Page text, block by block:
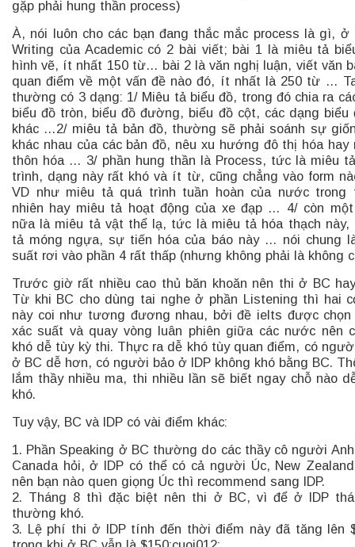
gặp phải hung thần process)
À, nói luôn cho các bạn đang thắc mắc process là gì, ở
Writing của Academic có 2 bài viết; bài 1 là miêu tả
hình vẽ, ít nhất 150 từ… bài 2 là văn nghị luận, viết văn
quan điểm về một vấn đề nào đó, ít nhất là 250 từ …
thường có 3 dạng: 1/ Miêu tả biểu đồ, trong đó chia ra
biểu đồ tròn, biểu đồ đường, biểu đồ cột, các dạng biểu
khác …2/ miêu tả bản đồ, thường sẽ phải soánh sự
khác nhau của các bản đồ, nêu xu hướng đô thị hóa hay
thôn hóa … 3/ phần hung thần là Process, tức là miêu
trình, dạng này rất khó và ít từ, cũng chẳng vào form
VD như miêu tả quá trình tuần hoàn của nước trong
nhiên hay miêu tả hoạt động của xe đạp … 4/ còn
nữa là miêu tả vật thể lạ, tức là miêu tả hóa thạch này,
tả móng ngựa, sự tiến hóa của báo này … nói chung
suất rơi vào phần 4 rất thấp (nhưng không phải là không
Trước giờ rất nhiều cao thủ băn khoăn nên thi ở BC hay
Từ khi BC cho dùng tai nghe ở phần Listening thì hai
này coi như tương đương nhau, bởi đề ielts được chọn
xác suất và quay vòng luân phiên giữa các nước nên
khó dễ tùy kỳ thi. Thực ra dễ khó tùy quan điểm, có
ở BC dễ hơn, có người bảo ở IDP không khó bằng BC.
lắm thầy nhiều ma, thi nhiều lần sẽ biết ngay chỗ nào
khó.
Tuy vậy, BC và IDP có vài điểm khác:
1. Phần Speaking ở BC thường do các thầy cô người
Canada hỏi, ở IDP có thể có cả người Úc, New
nên bạn nào quen giọng Úc thì recommend sang IDP.
2. Tháng 8 thì đặc biệt nên thi ở BC, vì để ở IDP
thường khó.
3. Lệ phí thi ở IDP tính đến thời điểm này đã tăng lên